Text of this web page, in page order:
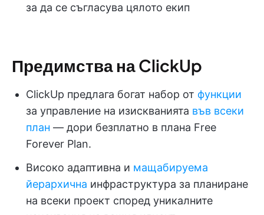
за да се съгласува цялото екип
Предимства на ClickUp
ClickUp предлага богат набор от функции
за управление на изискванията във всеки
план — дори безплатно в плана Free
Forever Plan.
Високо адаптивна и мащабируема
йерархична инфраструктура за планиране
на всеки проект според уникалните